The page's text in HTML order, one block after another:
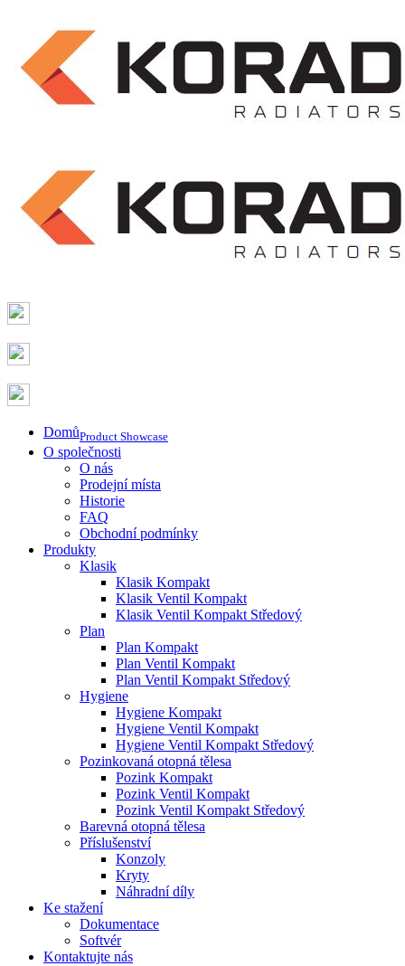
DomůProduct Showcase
O společnosti
O nás
Prodejní místa
Historie
FAQ
Obchodní podmínky
Produkty
Klasik
Klasik Kompakt
Klasik Ventil Kompakt
Klasik Ventil Kompakt Středový
Plan
Plan Kompakt
Plan Ventil Kompakt
Plan Ventil Kompakt Středový
Hygiene
Hygiene Kompakt
Hygiene Ventil Kompakt
Hygiene Ventil Kompakt Středový
Pozinkovaná otopná tělesa
Pozink Kompakt
Pozink Ventil Kompakt
Pozink Ventil Kompakt Středový
Barevná otopná tělesa
Příslušenství
Konzoly
Kryty
Náhradní díly
Ke stažení
Dokumentace
Softvér
Kontaktujte nás